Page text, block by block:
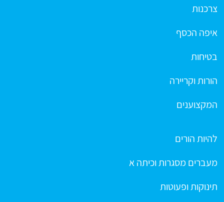
צרכנות
איפה הכסף
בטיחות
הורות וקריירה
המקצוענים
להיות הורים
מעברים מסגרות וכיתה א
תינוקות ופעוטות